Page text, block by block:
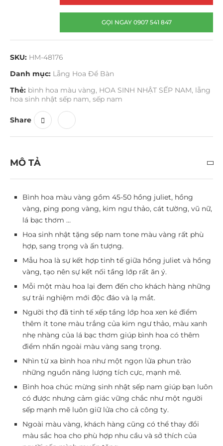
GỌI NGAY 0907 541 847
SKU: HM-48176
Danh mục: Lẵng Hoa Để Bàn
Thẻ: bình hoa màu vàng, HOA SINH NHẬT SẾP NAM, lẵng
hoa sinh nhật sếp nam, sếp nam
Share
MÔ TẢ
Bình hoa màu vàng gồm 45-50 hồng juliet, hồng
vàng, ping pong vàng, kim ngư thảo, cát tường, vũ nữ,
lá bạc thơm …
Hoa sinh nhật tặng sếp nam tone màu vàng rất phù
hợp, sang trọng và ấn tượng.
Mẫu hoa là sự kết hợp tinh tế giữa hồng juliet và hồng
vàng, tạo nên sự kết nối tầng lớp rất ăn ý.
Mỗi một màu hoa lại đem đến cho khách hàng những
sự trải nghiệm mới độc đáo và lạ mắt.
Người thợ đã tinh tế xếp tầng lớp hoa xen ké điểm
thêm ít tone màu trắng của kim ngư thảo, màu xanh
nhẹ nhàng của lá bạc thơm giúp bình hoa có thêm
điểm nhấn ngoài màu vàng sang trọng.
Nhìn từ xa bình hoa như một ngọn lửa phun trào
những nguồn năng lượng tích cực, mạnh mẽ.
Bình hoa chúc mừng sinh nhật sếp nam giúp bạn luôn
có được nhưng cảm giác vững chắc như một người
sếp mạnh mẽ luôn giữ lửa cho cả công ty.
Ngoài màu vàng, khách hàng cũng có thể thay đổi
màu sắc hoa cho phù hợp nhu cầu và sở thích của